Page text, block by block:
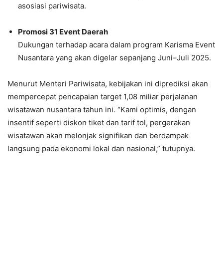
asosiasi pariwisata.
Promosi 31 Event Daerah
Dukungan terhadap acara dalam program Karisma Event
Nusantara yang akan digelar sepanjang Juni–Juli 2025.
Menurut Menteri Pariwisata, kebijakan ini diprediksi akan
mempercepat pencapaian target 1,08 miliar perjalanan
wisatawan nusantara tahun ini. “Kami optimis, dengan
insentif seperti diskon tiket dan tarif tol, pergerakan
wisatawan akan melonjak signifikan dan berdampak
langsung pada ekonomi lokal dan nasional,” tutupnya.